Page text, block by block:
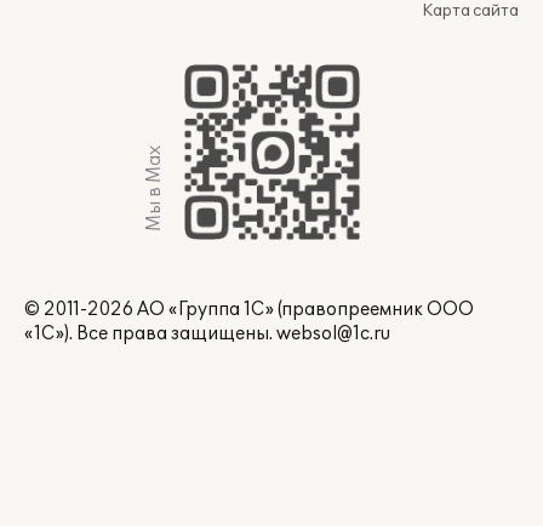
Карта сайта
Мы в Max
© 2011-2026 АО «Группа 1С» (правопреемник ООО
«1С»). Все права защищены. websol@1c.ru